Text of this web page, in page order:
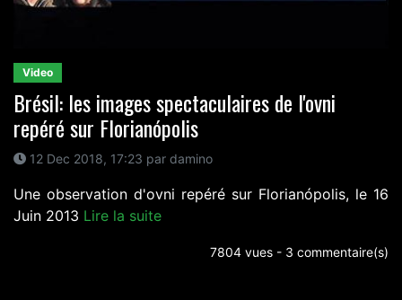
Video
Brésil: les images spectaculaires de l'ovni
repéré sur Florianópolis
12 Dec 2018, 17:23 par damino
Une observation d'ovni repéré sur Florianópolis, le 16
Juin 2013 Lire la suite
7804 vues - 3 commentaire(s)